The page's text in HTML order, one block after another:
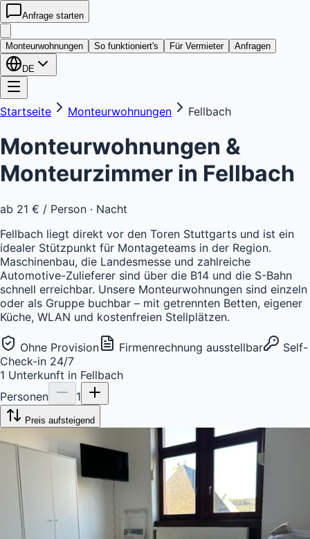
Anfrage starten
kwatera24
Monteurwohnungen So funktioniert's Für Vermieter Anfragen
DE
Startseite Monteurwohnungen Fellbach
Monteurwohnungen &
Monteurzimmer in Fellbach
ab 21 € / Person · Nacht
Fellbach liegt direkt vor den Toren Stuttgarts und ist ein
idealer Stützpunkt für Montageteams in der Region.
Maschinenbau, die Landesmesse und zahlreiche
Automotive-Zulieferer sind über die B14 und die S-Bahn
schnell erreichbar. Unsere Monteurwohnungen sind einzeln
oder als Gruppe buchbar – mit getrennten Betten, eigener
Küche, WLAN und kostenfreien Stellplätzen.
Ohne Provision Firmenrechnung ausstellbar
Self-
Check-in 24/7
1 Unterkunft in Fellbach
Personen
1
Preis aufsteigend